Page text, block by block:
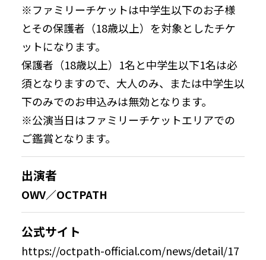
※ファミリーチケットは中学生以下のお子様
とその保護者（18歳以上）を対象としたチケ
ットになります。
保護者（18歳以上）1名と中学生以下1名は必
須となりますので、大人のみ、または中学生以
下のみでのお申込みは無効となります。
※公演当日はファミリーチケットエリアでの
ご鑑賞となります。
出演者
OWV／OCTPATH
公式サイト
https://octpath-official.com/news/detail/17